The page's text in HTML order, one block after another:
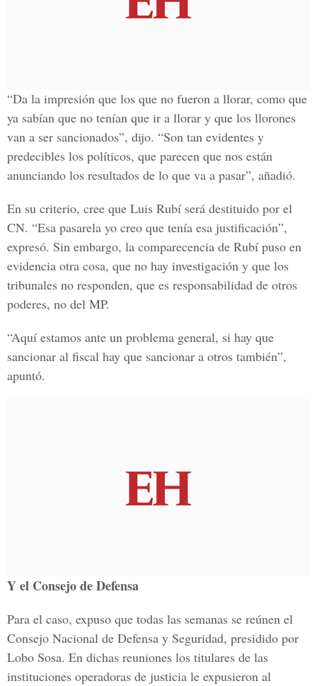
“Da la impresión que los que no fueron a llorar, como que
ya sabían que no tenían que ir a llorar y que los llorones
van a ser sancionados”, dijo. “Son tan evidentes y
predecibles los políticos, que parecen que nos están
anunciando los resultados de lo que va a pasar”, añadió.
En su criterio, cree que Luis Rubí será destituido por el
CN. “Esa pasarela yo creo que tenía esa justificación”,
expresó. Sin embargo, la comparecencia de Rubí puso en
evidencia otra cosa, que no hay investigación y que los
tribunales no responden, que es responsabilidad de otros
poderes, no del MP.
“Aquí estamos ante un problema general, si hay que
sancionar al fiscal hay que sancionar a otros también”,
apuntó.
Y el Consejo de Defensa
Para el caso, expuso que todas las semanas se reúnen el
Consejo Nacional de Defensa y Seguridad, presidido por
Lobo Sosa. En dichas reuniones los titulares de las
instituciones operadoras de justicia le expusieron al